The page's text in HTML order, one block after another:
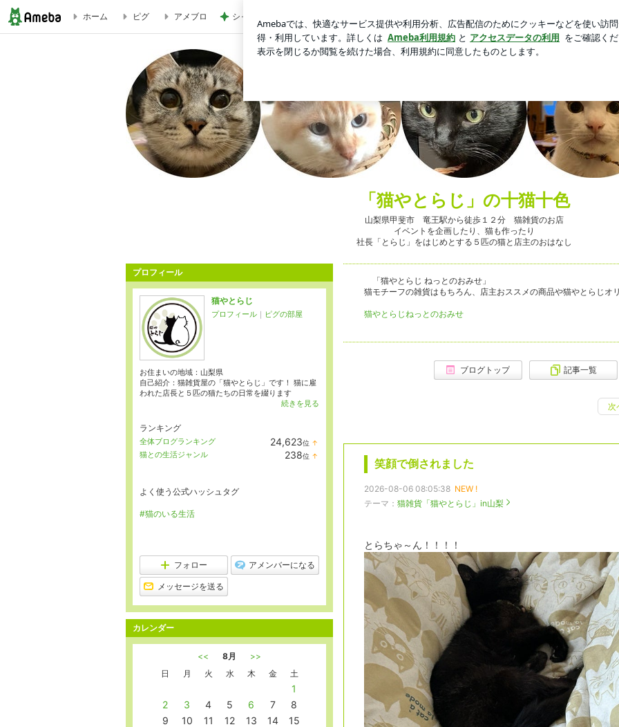
ホーム ピグ アメブロ シャネル新作のヴィンテージな特徴
「猫やとらじ」の十猫十色
山梨県甲斐市 竜王駅から徒歩１２分 猫雑貨のお店
イベントを企画したり、猫も作ったり
社長「とらじ」をはじめとする５匹の猫と店主のおはなし
「猫やとらじ ねっとのおみせ」
猫モチーフの雑貨はもちろん、店主おススメの商品や猫やとらじオ
猫やとらじねっとのおみせ
ブログトップ 記事一覧
次
笑顔で倒されました
2026-08-06 08:05:38 NEW !
テーマ： 猫雑貨「猫やとらじ」in山梨
とらちゃ～ん！！！！
プロフィール
猫やとらじ
プロフィール ｜ ピグの部屋
お住まいの地域： 山梨県
自己紹介：猫雑貨屋の「猫やとらじ」です！ 猫に雇
われた店長と５匹の猫たちの日常を綴ります
続きを見る
ランキング
全体ブログランキング 24,623位 ↑
猫との生活ジャンル 238位 ↑
よく使う公式ハッシュタグ
#猫のいる生活
フォロー アメンバーになる
メッセージを送る
カレンダー
<< 8月
>>
日
月 火 水 木 金 土
1
2
3 4 5 6 7
8
9
10 11 12 13 14
15